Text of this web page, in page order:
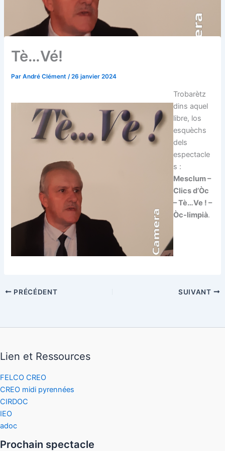
Tè…Vé!
ParAndré Clément /26 janvier 2024
Trobarètz
dins aquel
libre, los
esquèchs
dels
espectacle
s :
Mesclum –
Clics d’Òc
– Tè…Ve ! –
Òc-limpià.
PRÉCÉDENT SUIVANT
Lien et Ressources
FELCO CREO
CREO midi pyrennées
CIRDOC
IEO
adoc
Prochain spectacle